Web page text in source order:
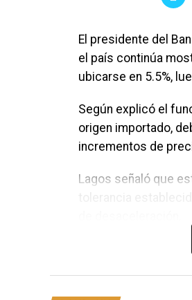
El presidente del
el país continúa
ubicarse en 5.5%,
Según explicó el
origen importado,
incrementos de
Lagos señaló que
“Subió hasta una